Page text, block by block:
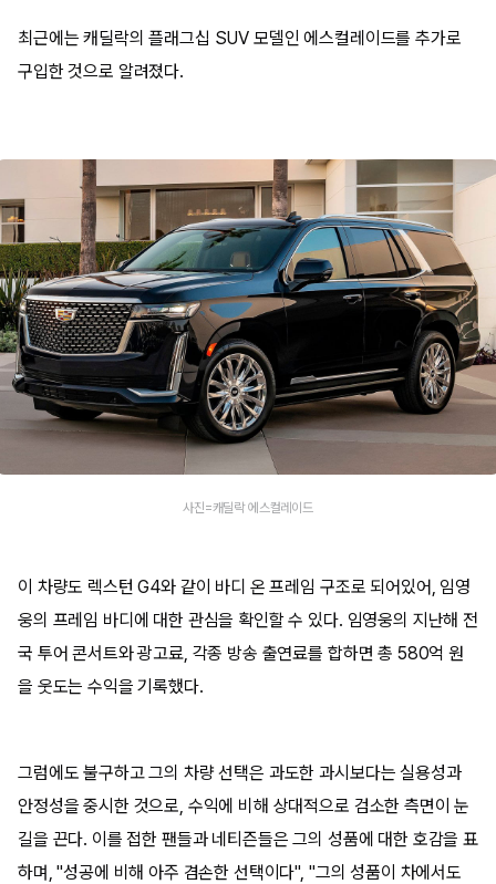
최근에는 캐딜락의 플래그십 SUV 모델인 에스컬레이드를 추가로
구입한 것으로 알려졌다.
사진=캐딜락 에스컬레이드
이 차량도 렉스턴 G4와 같이 바디 온 프레임 구조로 되어있어, 임영
웅의 프레임 바디에 대한 관심을 확인할 수 있다. 임영웅의 지난해 전
국 투어 콘서트와 광고료, 각종 방송 출연료를 합하면 총 580억 원
을 웃도는 수익을 기록했다.
그럼에도 불구하고 그의 차량 선택은 과도한 과시보다는 실용성과
안정성을 중시한 것으로, 수익에 비해 상대적으로 검소한 측면이 눈
길을 끈다. 이를 접한 팬들과 네티즌들은 그의 성품에 대한 호감을 표
하며, "성공에 비해 아주 겸손한 선택이다", "그의 성품이 차에서도